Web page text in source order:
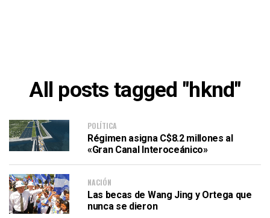
All posts tagged "hknd"
POLÍTICA
Régimen asigna C$8.2 millones al
«Gran Canal Interoceánico»
NACIÓN
Las becas de Wang Jing y Ortega que
nunca se dieron